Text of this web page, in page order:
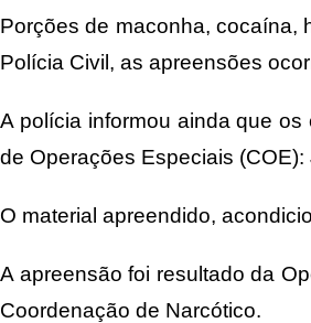
Porções de maconha, cocaína,
Polícia Civil, as apreensões
A polícia informou ainda que
de Operações Especiais
O material apreendido,
A apreensão foi resultado da
Coordenação de Narcótico.